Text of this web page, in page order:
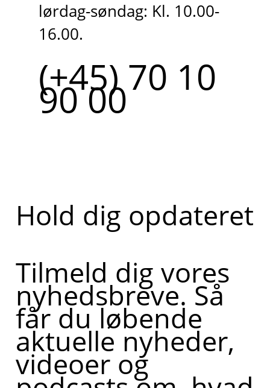
lørdag-søndag: Kl. 10.00-
16.00.
(+45) 70 10
90 00
Hold dig opdateret
Tilmeld dig vores
nyhedsbreve. Så
får du løbende
aktuelle nyheder,
videoer og